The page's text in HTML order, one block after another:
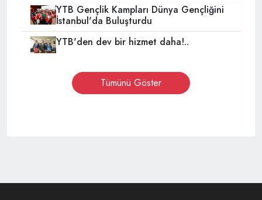
YTB Gençlik Kampları Dünya Gençliğini
İstanbul'da Buluşturdu
YTB'den dev bir hizmet daha!..
Tümünü Göster